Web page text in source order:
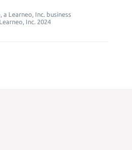
a Learneo, Inc. business
Inc. 2024